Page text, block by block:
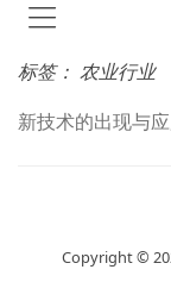
标签： 农业行业
新技术的出现与
Copyright ©